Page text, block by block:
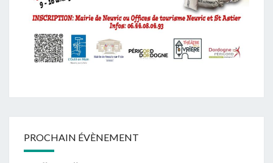
PROCHAIN ÉVÈNEMENT